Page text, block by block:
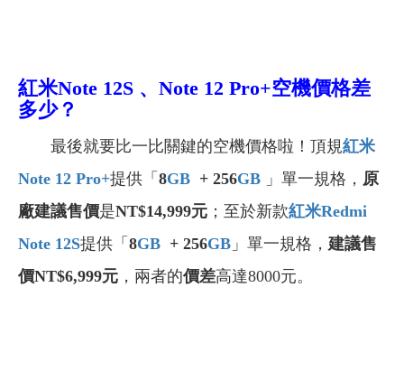
紅米Note 12S 、Note 12 Pro+空機價格差
多少？
最後就要比一比關鍵的空機價格啦！頂規紅米
Note 12 Pro+提供「 8GB + 256GB 」單一規格， 原
廠建議售價是NT$14,999元 ；至於新款紅米Redmi
Note 12S提供「 8GB + 256GB 」單一規格， 建議售
價NT$6,999元 ，兩者的價差高達8000元。